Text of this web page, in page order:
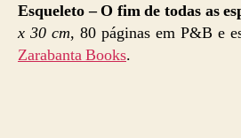
Esqueleto – O fim de todas as
x 30 cm, 80 páginas em P&B e
Zarabanta Books.